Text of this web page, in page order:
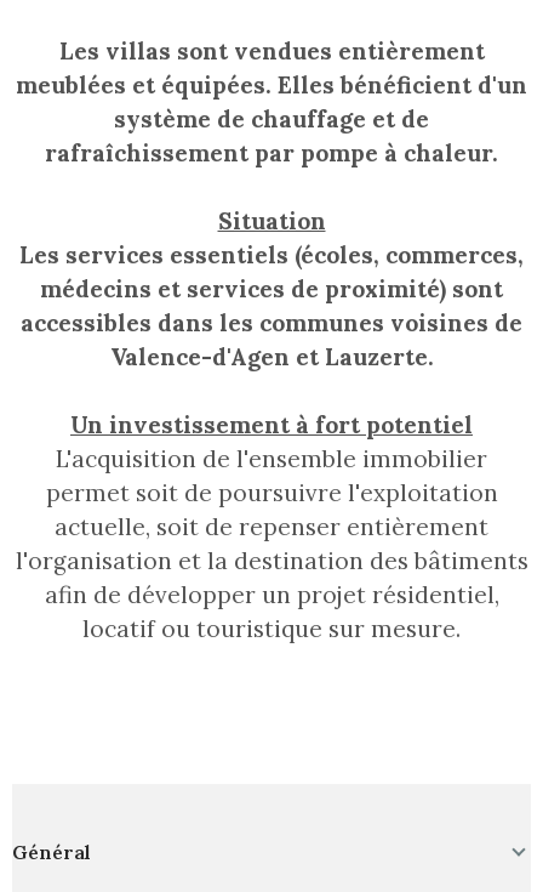
Les villas sont vendues entièrement
meublées et équipées. Elles bénéficient d'un
système de chauffage et de
rafraîchissement par pompe à chaleur.
Situation
Les services essentiels (écoles, commerces,
médecins et services de proximité) sont
accessibles dans les communes voisines de
Valence-d'Agen et Lauzerte.
Un investissement à fort potentiel
L'acquisition de l'ensemble immobilier
permet soit de poursuivre l'exploitation
actuelle, soit de repenser entièrement
l'organisation et la destination des bâtiments
afin de développer un projet résidentiel,
locatif ou touristique sur mesure.
Général